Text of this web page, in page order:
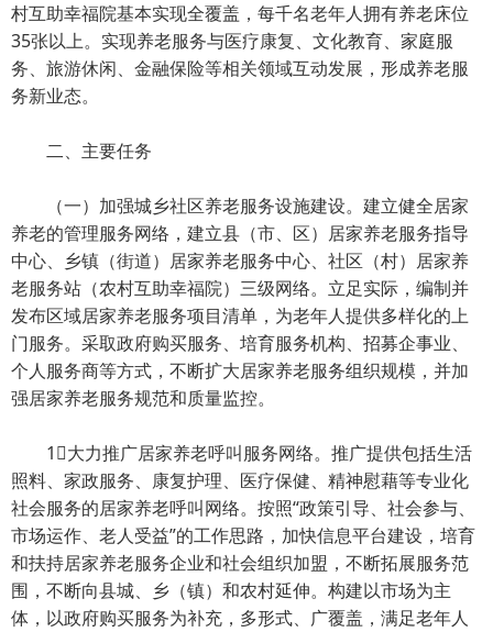
村互助幸福院基本实现全覆盖，每千名老年人拥有养老床位
35张以上。实现养老服务与医疗康复、文化教育、家庭服
务、旅游休闲、金融保险等相关领域互动发展，形成养老服
务新业态。
二、主要任务
（一）加强城乡社区养老服务设施建设。建立健全居家
养老的管理服务网络，建立县（市、区）居家养老服务指导
中心、乡镇（街道）居家养老服务中心、社区（村）居家养
老服务站（农村互助幸福院）三级网络。立足实际，编制并
发布区域居家养老服务项目清单，为老年人提供多样化的上
门服务。采取政府购买服务、培育服务机构、招募企事业、
个人服务商等方式，不断扩大居家养老服务组织规模，并加
强居家养老服务规范和质量监控。
1大力推广居家养老呼叫服务网络。推广提供包括生活
照料、家政服务、康复护理、医疗保健、精神慰藉等专业化
社会服务的居家养老呼叫网络。按照“政策引导、社会参与、
市场运作、老人受益”的工作思路，加快信息平台建设，培育
和扶持居家养老服务企业和社会组织加盟，不断拓展服务范
围，不断向县城、乡（镇）和农村延伸。构建以市场为主
体，以政府购买服务为补充，多形式、广覆盖，满足老年人